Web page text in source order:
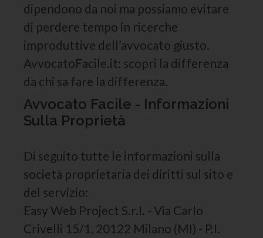
dipendono da noi ma possiamo evitare
di perdere tempo in ricerche
improduttive dell’avvocato giusto.
AvvocatoFacile.it: scopri la differenza
da chi sa fare la differenza.
Avvocato Facile - Informazioni
Sulla Proprietà
Di seguito tutte le informazioni sulla
società proprietaria dei diritti sul sito e
del servizio:
Easy Web Project S.r.l. - Via Carlo
Crivelli 15/1, 20122 Milano (MI) - P.I.